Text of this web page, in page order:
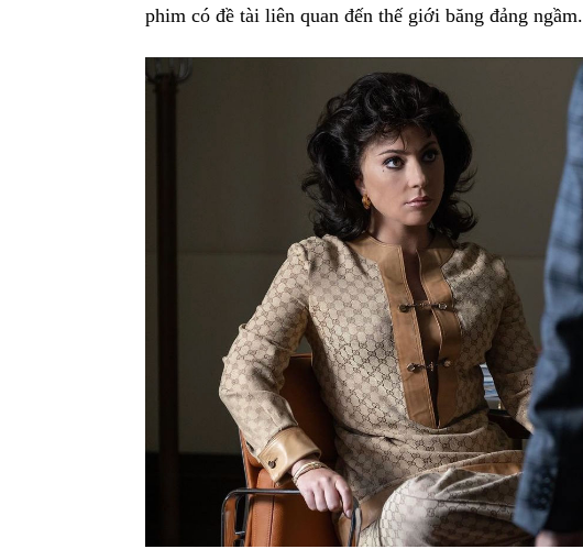
phim có đề tài liên quan đến thế giới băng đảng ngầm.